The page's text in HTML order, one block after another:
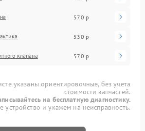
570 р
530 р
клапана 570 р
указаны ориентировочные, без учета
стоимости запчастей.
на бесплатную диагностику.
и укажем на неисправность.